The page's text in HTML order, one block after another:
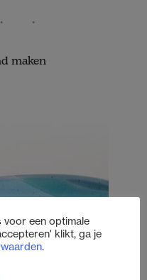
maken
een optimale
klikt, ga je
.